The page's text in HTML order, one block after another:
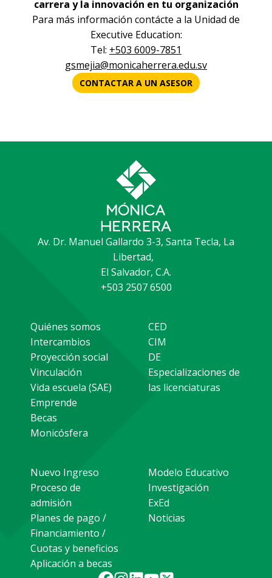
carrera y la innovación en tu organización
Para más información contácte a la Unidad de
Executive Education:
Tel: +503 6009-7851
gsmejia@monicaherrera.edu.sv
CONTACTAR A UN ASESOR
Av. Dr. Manuel Gallardo 3-3, Santa Tecla, La
Libertad,
El Salvador, C.A.
+503 2507 6500
Quiénes somos
Intercambios
Proyección social
Vinculación
Vida escuela (SAE)
Emprende
Becas
Monicósfera
CED
CIM
DE
Especializaciones de
las licenciaturas
Nuevo Ingreso
Proceso de
admisión
Planes de pago /
Financiamiento /
Cuotas y beneficios
Aplicación a becas
Modelo Educativo
Investigación
ExEd
Noticias